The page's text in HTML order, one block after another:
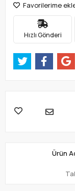
Favorilerime
Hızlı Gönderi
Ürün